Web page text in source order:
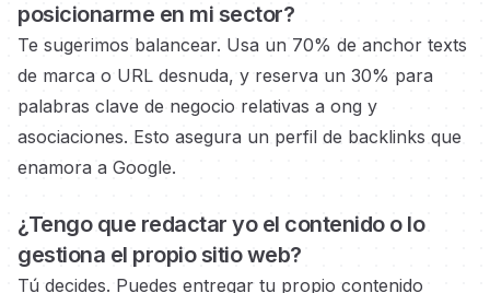
posicionarme en mi sector?
Te sugerimos balancear. Usa un 70% de anchor texts
de marca o URL desnuda, y reserva un 30% para
palabras clave de negocio relativas a ong y
asociaciones. Esto asegura un perfil de backlinks que
enamora a Google.
¿Tengo que redactar yo el contenido o lo
gestiona el propiositio web?
Tú decides. Puedes entregar tu propio contenido